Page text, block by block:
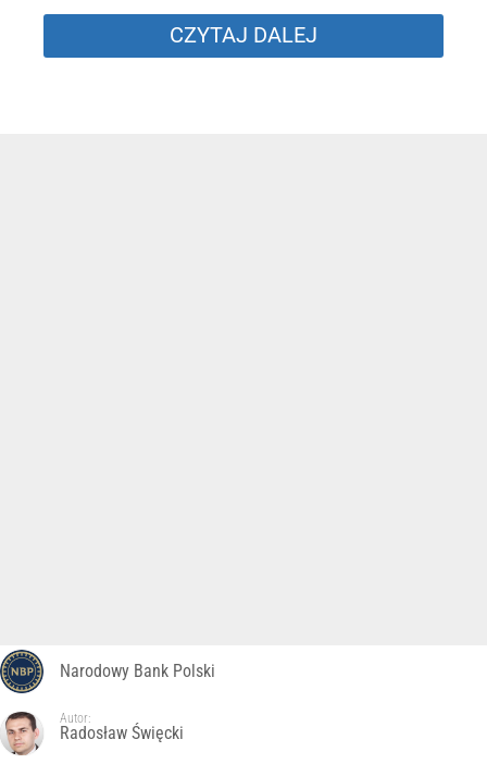
CZYTAJ DALEJ
Narodowy Bank Polski
Autor:
Radosław Święcki